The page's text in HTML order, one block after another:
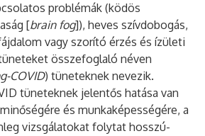
problémák (ködös
[brain fog]), heves szívdobogás,
vagy szorító érzés és ízületi
összefoglaló néven
COVID) tüneteknek nevezik.
tüneteknek jelentős hatása van
és munkaképességére, a
vizsgálatokat folytat hosszú-